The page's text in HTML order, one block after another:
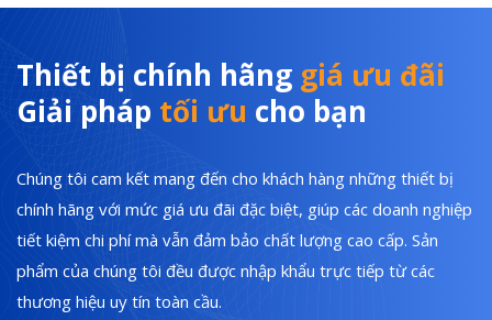
Thiết bị chính hãng giá ưu đãi
Giải pháp tối ưu cho bạn
Chúng tôi cam kết mang đến cho khách hàng những thiết bị
chính hãng với mức giá ưu đãi đặc biệt, giúp các doanh nghiệp
tiết kiệm chi phí mà vẫn đảm bảo chất lượng cao cấp. Sản
phẩm của chúng tôi đều được nhập khẩu trực tiếp từ các
thương hiệu uy tín toàn cầu.